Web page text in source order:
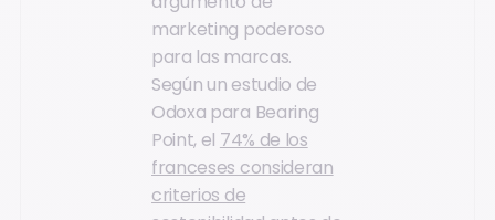
marketing poderoso
para las marcas.
Según un estudio de
Odoxa para Bearing
Point, el 74% de los
franceses consideran
criterios de